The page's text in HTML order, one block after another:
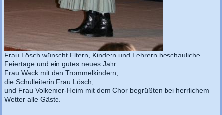
Frau Lösch wünscht Eltern, Kindern und Lehrern beschauliche
Feiertage und ein gutes neues Jahr.
Frau Wack mit den Trommelkindern,
die Schulleiterin Frau Lösch,
und Frau Volkemer-Heim mit dem Chor begrüßten bei herrlichem
Wetter alle Gäste.